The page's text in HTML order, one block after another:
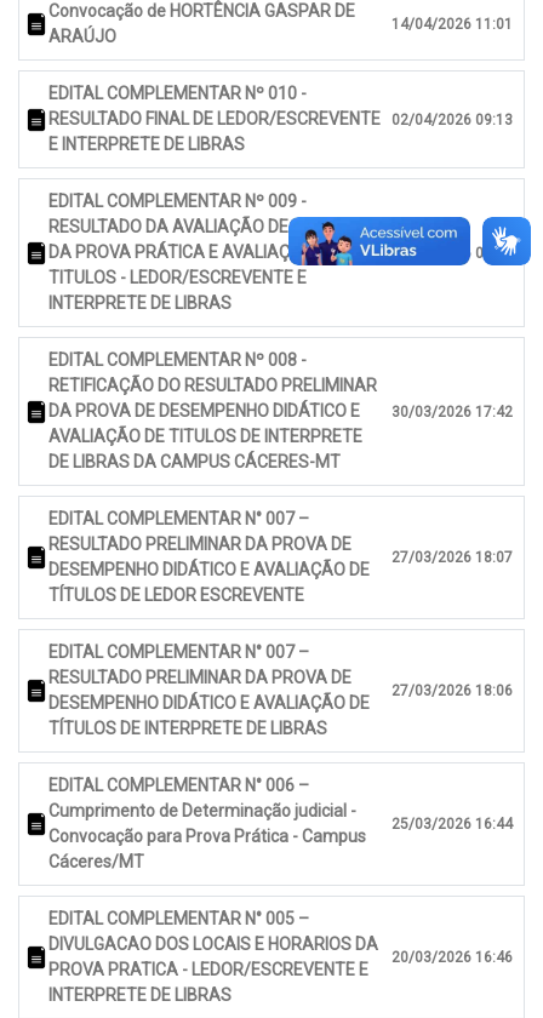
Convocação de HORTÊNCIA GASPAR DE
ARAÚJO
14/04/2026 11:01
EDITAL COMPLEMENTAR Nº 010 -
RESULTADO FINAL DE LEDOR/ESCREVENTE
E INTERPRETE DE LIBRAS
02/04/2026 09:13
EDITAL COMPLEMENTAR Nº 009 -
RESULTADO DA AVALIAÇÃO DE RECURSOS
DA PROVA PRÁTICA E AVALIAÇÃO DE
TITULOS - LEDOR/ESCREVENTE E
INTERPRETE DE LIBRAS
02/04/2026 09:10
EDITAL COMPLEMENTAR Nº 008 -
RETIFICAÇÃO DO RESULTADO PRELIMINAR
DA PROVA DE DESEMPENHO DIDÁTICO E
AVALIAÇÃO DE TITULOS DE INTERPRETE
DE LIBRAS DA CAMPUS CÁCERES-MT
30/03/2026 17:42
EDITAL COMPLEMENTAR N° 007 –
RESULTADO PRELIMINAR DA PROVA DE
DESEMPENHO DIDÁTICO E AVALIAÇÃO DE
TÍTULOS DE LEDOR ESCREVENTE
27/03/2026 18:07
EDITAL COMPLEMENTAR N° 007 –
RESULTADO PRELIMINAR DA PROVA DE
DESEMPENHO DIDÁTICO E AVALIAÇÃO DE
TÍTULOS DE INTERPRETE DE LIBRAS
27/03/2026 18:06
EDITAL COMPLEMENTAR N° 006 –
Cumprimento de Determinação judicial -
Convocação para Prova Prática - Campus
Cáceres/MT
25/03/2026 16:44
EDITAL COMPLEMENTAR N° 005 –
DIVULGACAO DOS LOCAIS E HORARIOS DA
PROVA PRATICA - LEDOR/ESCREVENTE E
INTERPRETE DE LIBRAS
20/03/2026 16:46